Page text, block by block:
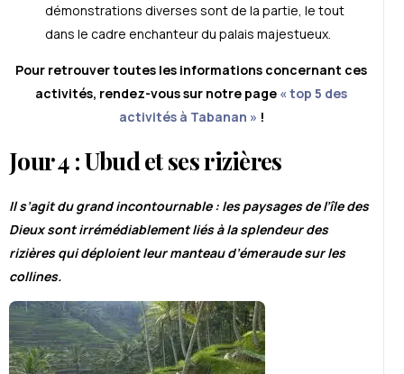
démonstrations diverses sont de la partie, le tout
dans le cadre enchanteur du palais majestueux.
Pour retrouver toutes les informations concernant ces
activités, rendez-vous sur notre page « top 5 des
activités à Tabanan » !
Jour 4 : Ubud et ses rizières
Il s’agit du grand incontournable : les paysages de l’île des
Dieux sont irrémédiablement liés à la splendeur des
rizières qui déploient leur manteau d’émeraude sur les
collines.